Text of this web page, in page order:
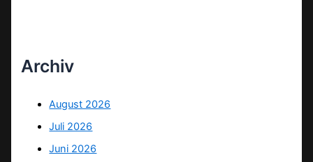
Archiv
August 2026
Juli 2026
Juni 2026